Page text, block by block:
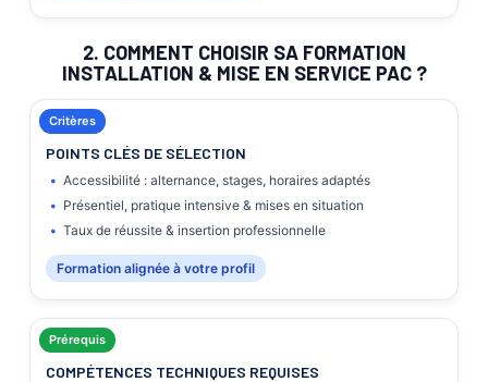
2. COMMENT CHOISIR SA FORMATION
INSTALLATION & MISE EN SERVICE PAC ?
Critères
POINTS CLÉS DE SÉLECTION
Accessibilité : alternance, stages, horaires adaptés
Présentiel, pratique intensive & mises en situation
Taux de réussite & insertion professionnelle
Formation alignée à votre profil
Prérequis
COMPÉTENCES TECHNIQUES REQUISES